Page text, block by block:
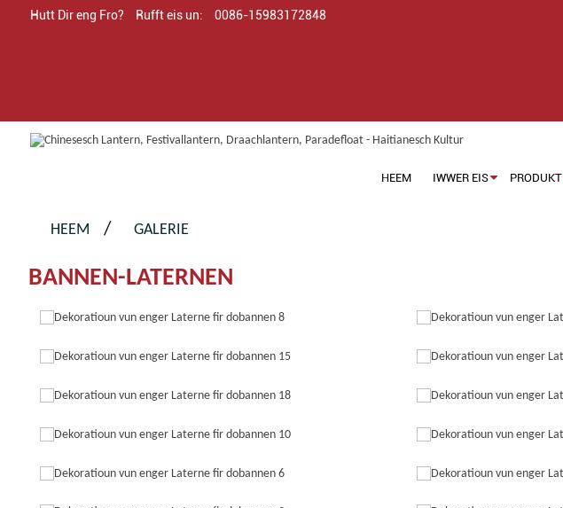
Hutt Dir eng Fro? Rufft eis un: 0086-15983172848
HEEM IWWER EIS PRODUKT
HEEM GALERIE
BANNEN-LATERNEN